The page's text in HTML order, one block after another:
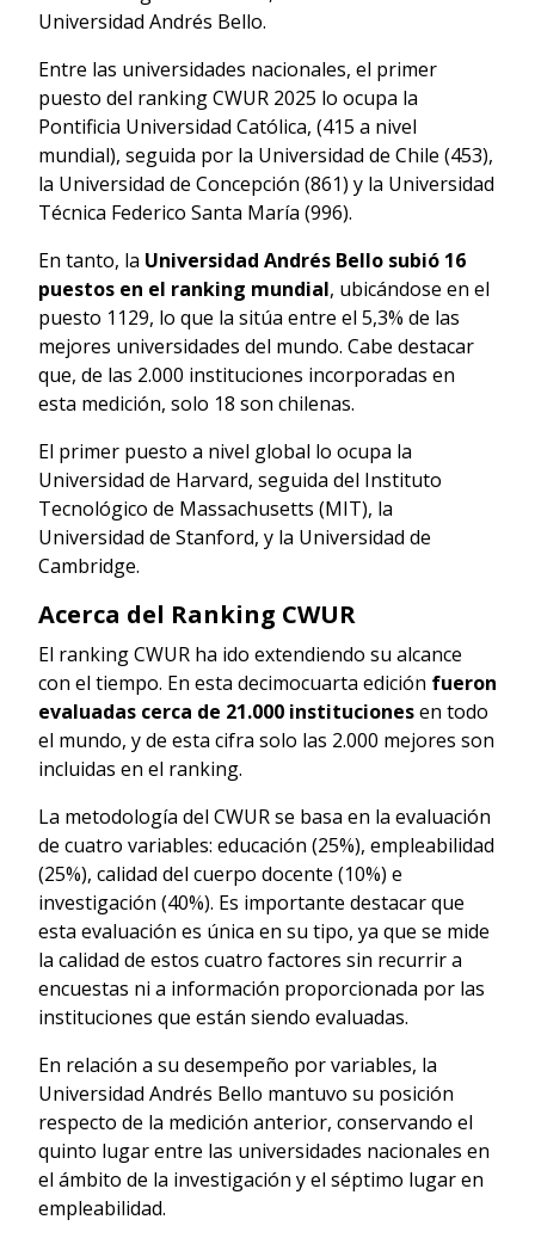
Universidad Andrés Bello.
Entre las universidades nacionales, el primer
puesto del ranking CWUR 2025 lo ocupa la
Pontificia Universidad Católica, (415 a nivel
mundial), seguida por la Universidad de Chile (453),
la Universidad de Concepción (861) y la Universidad
Técnica Federico Santa María (996).
En tanto, la Universidad Andrés Bello subió 16
puestos en el ranking mundial, ubicándose en el
puesto 1129, lo que la sitúa entre el 5,3% de las
mejores universidades del mundo. Cabe destacar
que, de las 2.000 instituciones incorporadas en
esta medición, solo 18 son chilenas.
El primer puesto a nivel global lo ocupa la
Universidad de Harvard, seguida del Instituto
Tecnológico de Massachusetts (MIT), la
Universidad de Stanford, y la Universidad de
Cambridge.
Acerca del Ranking CWUR
El ranking CWUR ha ido extendiendo su alcance
con el tiempo. En esta decimocuarta edición fueron
evaluadas cerca de 21.000 institucionesen todo
el mundo, y de esta cifra solo las 2.000 mejores son
incluidas en el ranking.
La metodología del CWUR se basa en la evaluación
de cuatro variables: educación (25%), empleabilidad
(25%), calidad del cuerpo docente (10%) e
investigación (40%). Es importante destacar que
esta evaluación es única en su tipo, ya que se mide
la calidad de estos cuatro factores sin recurrir a
encuestas ni a información proporcionada por las
instituciones que están siendo evaluadas.
En relación a su desempeño por variables, la
Universidad Andrés Bello mantuvo su posición
respecto de la medición anterior, conservando el
quinto lugar entre las universidades nacionales en
el ámbito de la investigación y el séptimo lugar en
empleabilidad.